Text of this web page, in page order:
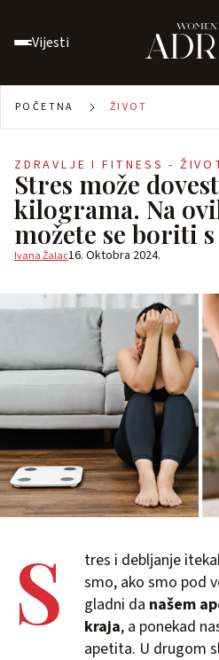
Vijesti
POČETNA ŽIVOT
ZDRAVLJE I FITNESS -
Stres može
kilograma. Na
možete se boriti
Ivana Žalac16. Oktobra 2024.
S
tres i debljanje
smo, ako smo pod
gladni da našem
kraja, a ponekad
apetita. U drugom